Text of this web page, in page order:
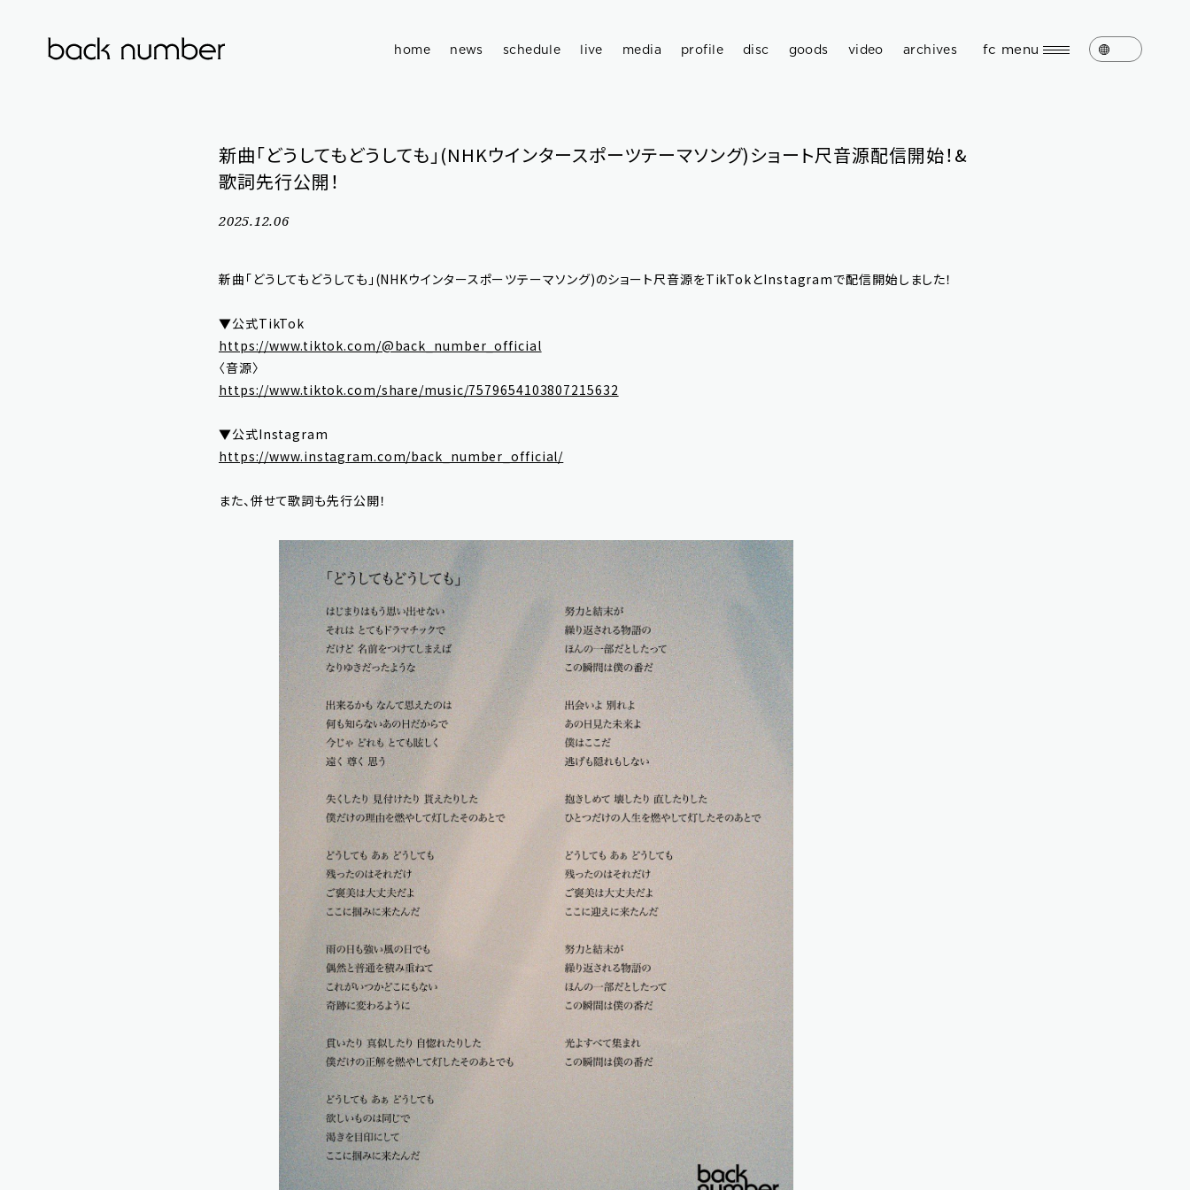
home news schedule live media profile disc goods video archives fc menu
新曲「どうしてもどうしても」(NHKウインタースポーツテーマソング)ショート尺音源配信開始！&
歌詞先行公開！
2025.12.06
新曲「どうしてもどうしても」(NHKウインタースポーツテーマソング)のショート尺音源をTikTokとInstagramで配信開始しました！
▼公式TikTok
https://www.tiktok.com/@back_number_official
〈音源〉
https://www.tiktok.com/share/music/7579654103807215632
▼公式Instagram
https://www.instagram.com/back_number_official/
また、併せて歌詞も先行公開！